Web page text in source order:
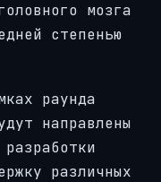
мозга
степенью
раунда
направлены
различных